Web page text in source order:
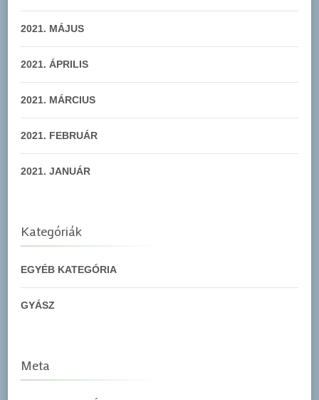
2021. MÁJUS
2021. ÁPRILIS
2021. MÁRCIUS
2021. FEBRUÁR
2021. JANUÁR
Kategóriák
EGYÉB KATEGÓRIA
GYÁSZ
Meta